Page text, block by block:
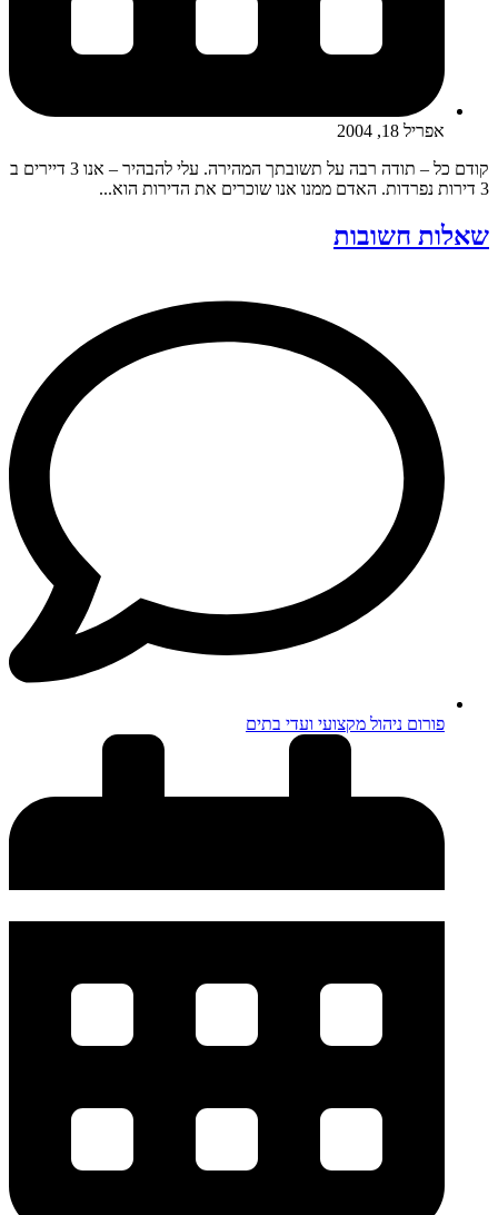
אפריל 18, 2004
קודם כל – תודה רבה על תשובתך המהירה. עלי להבהיר – אנו 3 דיירים ב
3 דירות נפרדות. האדם ממנו אנו שוכרים את הדירות הוא...
שאלות חשובות
פורום ניהול מקצועי ועדי בתים